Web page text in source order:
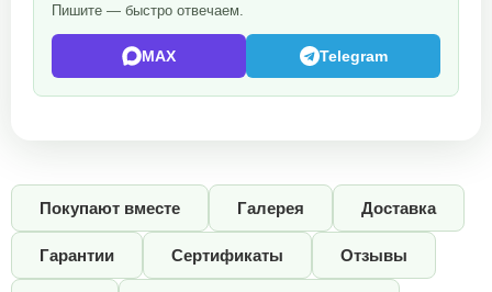
Пишите — быстро отвечаем.
MAX Telegram
Покупают вместе Галерея Доставка
Гарантии Сертификаты Отзывы